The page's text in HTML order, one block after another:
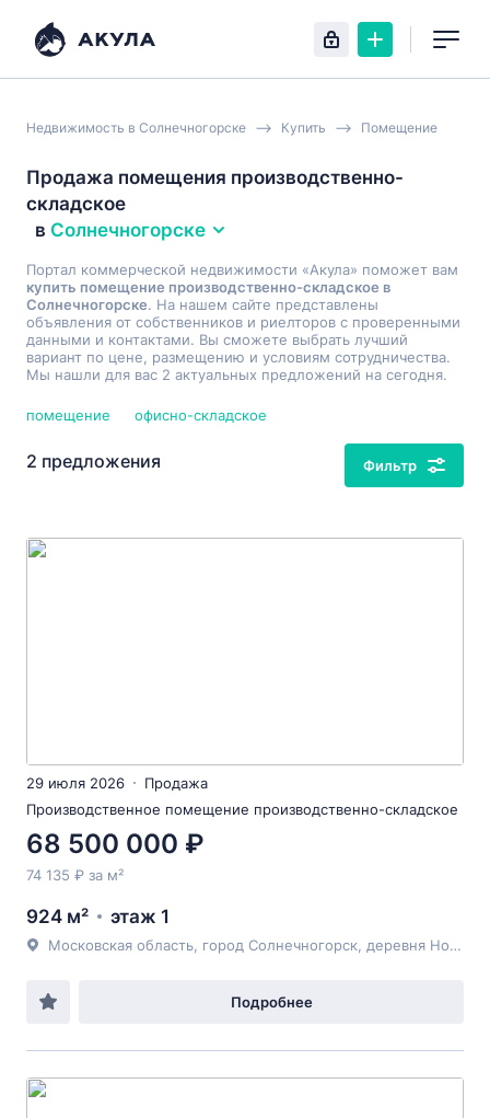
Недвижимость в Солнечногорске Купить Помещение
Продажа помещения производственно-
складское
в Солнечногорске
Портал коммерческой недвижимости «Акула» поможет вам
купить помещение производственно-складское в
Солнечногорске. На нашем сайте представлены
объявления от собственников и риелторов с проверенными
данными и контактами. Вы сможете выбрать лучший
вариант по цене, размещению и условиям сотрудничества.
Мы нашли для вас 2 актуальных предложений на сегодня.
помещение офисно-складское
2 предложения Фильтр
29 июля 2026
Продажа
Производственное помещение производственно-складское
68 500 000 ₽
74 135 ₽ за м²
924 м² этаж 1
Московская область, город Солнечногорск, деревня Новая, дом 38,
Подробнее